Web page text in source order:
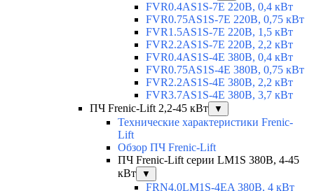
FVR0.4AS1S-7E 220В, 0,4 кВт
FVR0.75AS1S-7E 220В, 0,75 кВт
FVR1.5AS1S-7E 220В, 1,5 кВт
FVR2.2AS1S-7E 220В, 2,2 кВт
FVR0.4AS1S-4E 380В, 0,4 кВт
FVR0.75AS1S-4E 380В, 0,75 кВт
FVR2.2AS1S-4E 380В, 2,2 кВт
FVR3.7AS1S-4E 380В, 3,7 кВт
ПЧ Frenic-Lift 2,2-45 кВт
▼
Технические характеристики Frenic-
Lift
Обзор ПЧ Frenic-Lift
ПЧ Frenic-Lift серии LM1S 380В, 4-45
кВт
▼
FRN4.0LM1S-4EA 380В, 4 кВт